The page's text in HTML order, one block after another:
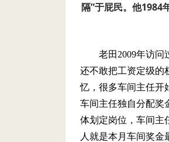
隔”于屁民。他1984
老田 2009年访问
还不敢把工资定级的
忆，很多车间主任开
车间主任独自分配奖
体划定岗位，车间主
人就是本月车间奖金